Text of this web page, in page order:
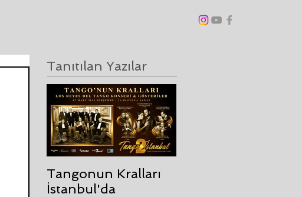
Tanıtılan Yazılar
Tangonun Kralları
İstanbul'da